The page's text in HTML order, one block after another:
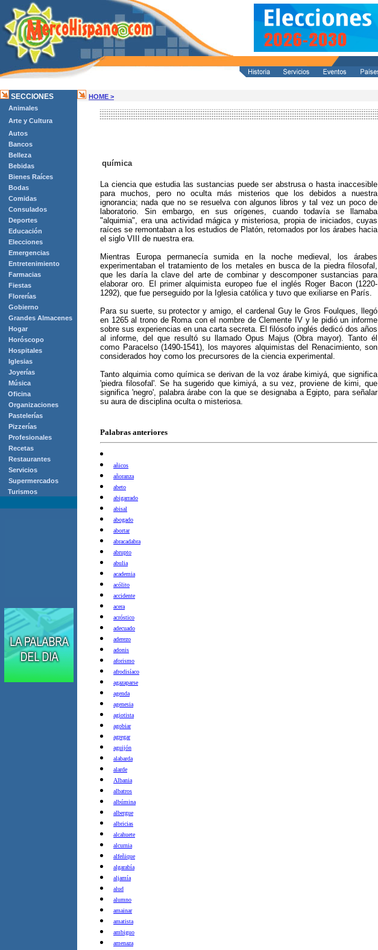
SECCIONES
Animales
Arte y Cultura
Autos
Bancos
Belleza
Bebidas
Bienes Raíces
Bodas
Comidas
Consulados
Deportes
Educación
Elecciones
Emergencias
Entretenimiento
Farmacias
Fiestas
Florerías
Gobierno
Grandes Almacenes
Hogar
Horóscopo
Hospitales
Iglesias
Joyerías
Música
Oficina
Organizaciones
Pastelerías
Pizzerías
Profesionales
Recetas
Restaurantes
Servicios
Supermercados
Turismos
HOME >
química
La ciencia que estudia las sustancias puede ser abstrusa o hasta inaccesible
para muchos, pero no oculta más misterios que los debidos a nuestra
ignorancia; nada que no se resuelva con algunos libros y tal vez un poco de
laboratorio. Sin embargo, en sus orígenes, cuando todavía se llamaba
"alquimia", era una actividad mágica y misteriosa, propia de iniciados, cuyas
raíces se remontaban a los estudios de Platón, retomados por los árabes hacia
el siglo VIII de nuestra era.
Mientras Europa permanecía sumida en la noche medieval, los árabes
experimentaban el tratamiento de los metales en busca de la piedra filosofal,
que les daría la clave del arte de combinar y descomponer sustancias para
elaborar oro. El primer alquimista europeo fue el inglés Roger Bacon (1220-
1292), que fue perseguido por la Iglesia católica y tuvo que exiliarse en París.
Para su suerte, su protector y amigo, el cardenal Guy le Gros Foulques, llegó
en 1265 al trono de Roma con el nombre de Clemente IV y le pidió un informe
sobre sus experiencias en una carta secreta. El filósofo inglés dedicó dos años
al informe, del que resultó su llamado Opus Majus (Obra mayor). Tanto él
como Paracelso (1490-1541), los mayores alquimistas del Renacimiento, son
considerados hoy como los precursores de la ciencia experimental.
Tanto alquimia como química se derivan de la voz árabe kimiyá, que significa
'piedra filosofal'. Se ha sugerido que kimiyá, a su vez, proviene de kimi, que
significa 'negro', palabra árabe con la que se designaba a Egipto, para señalar
su aura de disciplina oculta o misteriosa.
Palabras anteriores
añicos
añoranza
abeto
abigarrado
abisal
abogado
abortar
abracadabra
abrupto
abulia
academia
acólito
accidente
acera
acróstico
adecuado
aderezo
adonis
aforismo
afrodisíaco
agazaparse
agenda
agenesia
agiotista
agobiar
agregar
aguijón
alabarda
alarde
Albania
albatros
albúmina
albergue
albricias
alcahuete
alcurnia
alfeñique
algarabía
aljamía
alud
alumno
amainar
amatista
ambiguo
amenaza